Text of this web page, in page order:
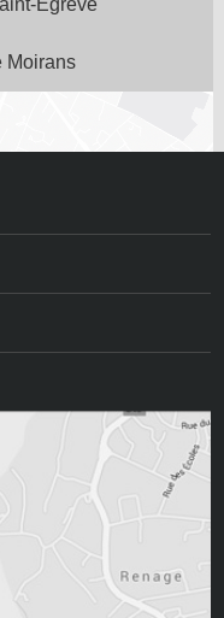
Egrève
Moirans